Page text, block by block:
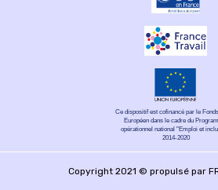
Ce dispositif est cofinancé par le
Européen dans le cadre du
opérationnel national "Emploi et
2014-2020
Copyright 2021 © propulsé par